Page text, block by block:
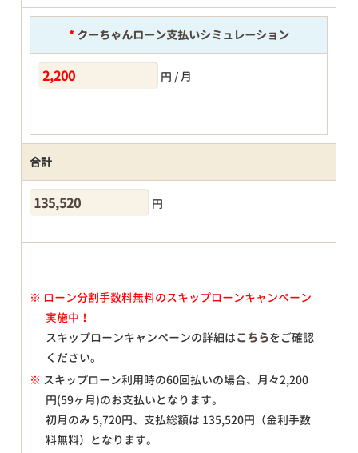
*クーちゃんローン支払いシミュレーション
円 / 月
合計
円
※ ローン分割手数料無料のスキップローンキャンペーン
実施中！
スキップローンキャンペーンの詳細はこちらをご確認
ください。
※ スキップローン利用時の60回払いの場合、月々2,200
円(59ヶ月)のお支払いとなります。
初月のみ5,720円、支払総額は 135,520円（金利手数
料無料）となります。